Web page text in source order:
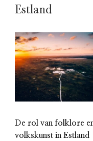
Estland
De rol van folklore
volkskunst in Estland